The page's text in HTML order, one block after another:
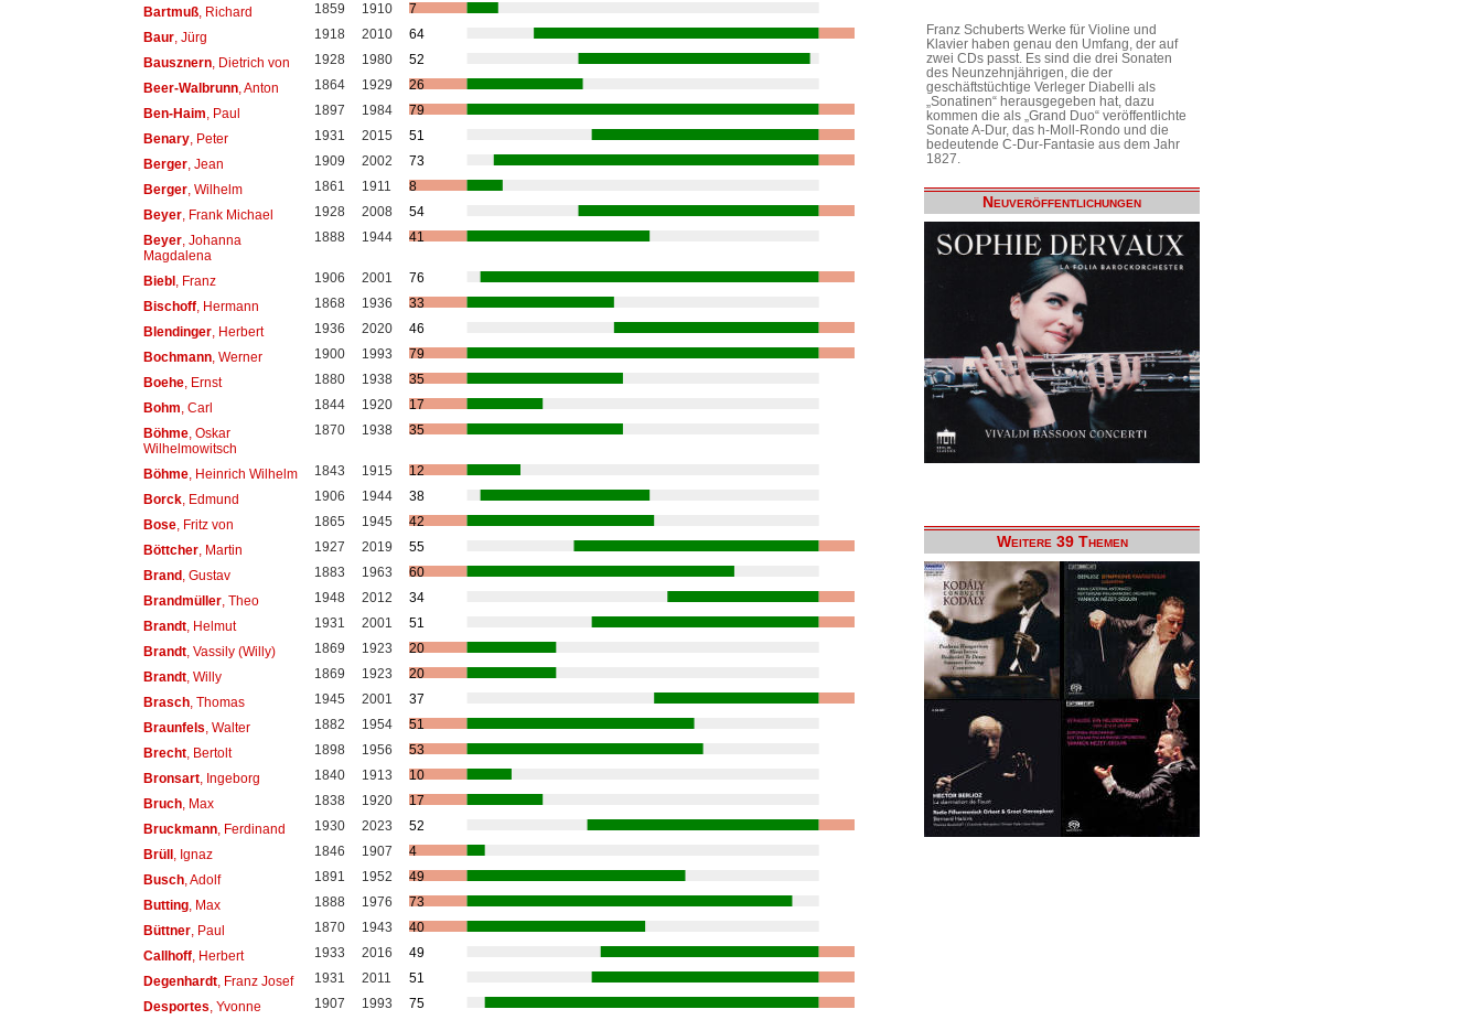
Bartmuß, Richard 1859 1910
7
Baur, Jürg 1918 2010
64
Bausznern, Dietrich von 1928 1980
52
Beer-Walbrunn, Anton 1864 1929
26
Ben-Haim , Paul 1897 1984
79
Benary, Peter 1931 2015
51
Berger, Jean 1909 2002
73
Berger, Wilhelm 1861 1911
8
Beyer, Frank Michael 1928 2008
54
Beyer, Johanna
Magdalena
1888 1944 41
Biebl, Franz 1906 2001
76
Bischoff, Hermann 1868 1936
33
Blendinger, Herbert 1936 2020
46
Bochmann, Werner 1900 1993
79
Boehe, Ernst 1880 1938
35
Bohm , Carl 1844 1920
17
Böhme, Oskar
Wilhelmowitsch
1870 1938 35
Böhme, Heinrich Wilhelm 1843 1915
12
Borck, Edmund 1906 1944
38
Bose, Fritz von 1865 1945
42
Böttcher, Martin 1927 2019
55
Brand, Gustav 1883 1963
60
Brandmüller, Theo 1948 2012
34
Brandt, Helmut 1931 2001
51
Brandt, Vassily (Willy) 1869 1923
20
Brandt, Willy 1869 1923
20
Brasch, Thomas 1945 2001
37
Braunfels , Walter 1882 1954
51
Brecht, Bertolt 1898 1956
53
Bronsart, Ingeborg 1840 1913
10
Bruch, Max 1838 1920
17
Bruckmann, Ferdinand 1930 2023
52
Brüll, Ignaz 1846 1907
4
Busch, Adolf 1891 1952
49
Butting, Max 1888 1976
73
Büttner, Paul 1870 1943
40
Callhoff, Herbert 1933 2016
49
Degenhardt, Franz Josef 1931 2011
51
Desportes , Yvonne 1907 1993
75
Franz Schuberts Werke für Violine und
Klavier haben genau den Umfang, der auf
zwei CDs passt. Es sind die drei Sonaten
des Neunzehnjährigen, die der
geschäftstüchtige Verleger Diabelli als
„Sonatinen“ herausgegeben hat, dazu
kommen die als „Grand Duo“ veröffentlichte
Sonate A-Dur, das h-Moll-Rondo und die
bedeutende C-Dur-Fantasie aus dem Jahr
1827.
Neuveröffentlichungen
Weitere 39 Themen